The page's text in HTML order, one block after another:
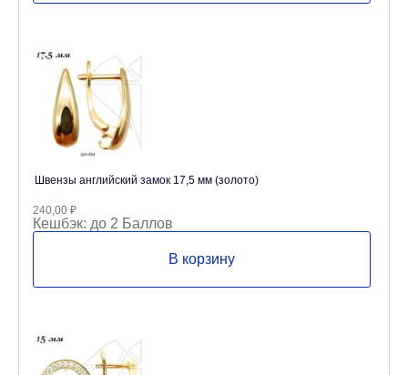
Швензы английский замок 17,5 мм (золото)
240,00 ₽
Кешбэк: до 2 Баллов
В корзину